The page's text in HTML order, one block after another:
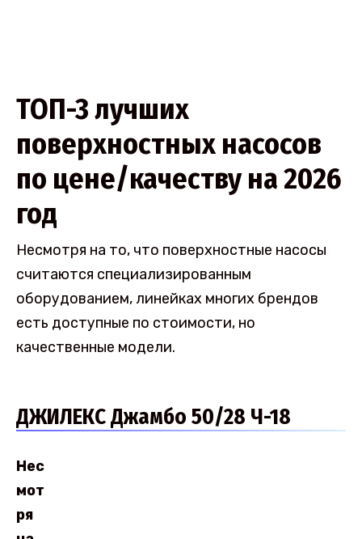
ТОП-3 лучших
поверхностных насосов
по цене/качеству на 2026
год
Несмотря на то, что поверхностные насосы
считаются специализированным
оборудованием, линейках многих брендов
есть доступные по стоимости, но
качественные модели.
ДЖИЛЕКС Джамбо 50/28 Ч-18
Нес
мот
ря